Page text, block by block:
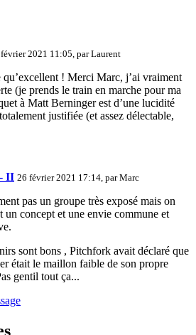
2021 11:05, parLaurent
qu’excellent ! Merci Marc, j’ai vraiment
(je prends le train en marche pour ma
à Matt Berninger est d’une lucidité
justifiée (et assez délectable,
II 26 février 2021 17:14, parMarc
pas un groupe très exposé mais on
un concept et une envie commune et
sont bons , Pitchfork avait déclaré que
était le maillon faible de son propre
gentil tout ça...